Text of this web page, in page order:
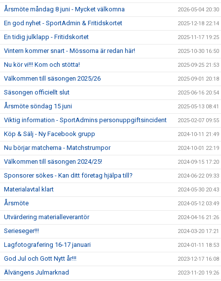
Årsmöte måndag 8 juni - Mycket välkomna 2026-05-04 20:30
En god nyhet - SportAdmin & Fritidskortet 2025-12-18 22:14
En tidig julklapp - Fritidskortet 2025-11-17 19:25
Vintern kommer snart - Mössorna är redan här! 2025-10-30 16:50
Nu kör vi!!! Kom och stötta! 2025-09-25 21:53
Välkommen till säsongen 2025/26 2025-09-01 20:18
Säsongen officiellt slut 2025-06-16 20:54
Årsmöte söndag 15 juni 2025-05-13 08:41
Viktig information - SportAdmins personuppgiftsincident 2025-02-07 09:55
Köp & Sälj - Ny Facebook grupp 2024-10-11 21:49
Nu börjar matcherna - Matchstrumpor 2024-10-01 22:19
Välkommen till säsongen 2024/25! 2024-09-15 17:20
Sponsorer sökes - Kan ditt företag hjälpa till? 2024-06-22 09:33
Materialavtal klart 2024-05-30 20:43
Årsmöte 2024-05-12 03:49
Utvärdering materialleverantör 2024-04-16 21:26
Serieseger!!! 2024-03-20 17:21
Lagfotografering 16-17 januari 2024-01-11 18:53
God Jul och Gott Nytt år!!! 2023-12-17 16:08
Älvängens Julmarknad 2023-11-20 19:26